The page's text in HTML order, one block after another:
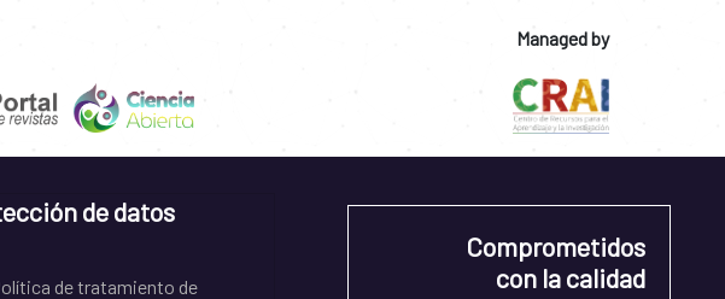
Managed by
de datos
de tratamiento de
Comprometidos
con la calidad